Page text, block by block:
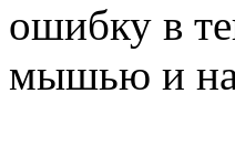
ошибку в
мышью и